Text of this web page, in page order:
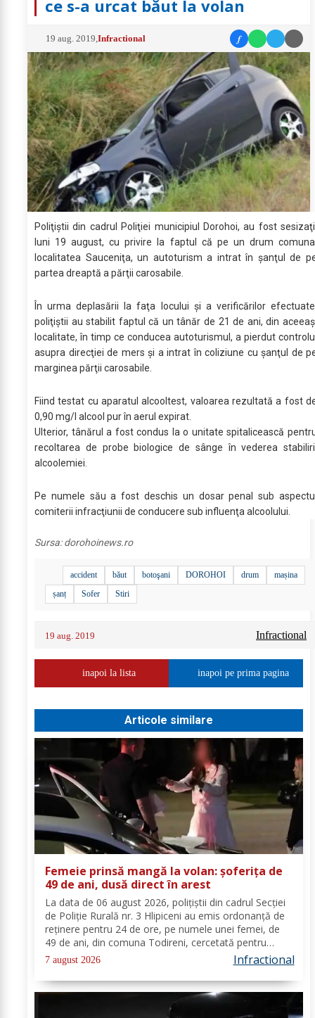
ce s-a urcat băut la volan
19 aug. 2019 ,Infractional f
Poliţiştii din cadrul Poliţiei municipiul Dorohoi, au fost
luni 19 august, cu privire la faptul că pe un drum
localitatea Sauceniţa, un autoturism a intrat în şanţul de
partea dreaptă a părţii carosabile.
În urma deplasării la faţa locului şi a verificărilor
poliţiştii au stabilit faptul că un tânăr de 21 de ani, din
localitate, în timp ce conducea autoturismul, a pierdut
asupra direcţiei de mers şi a intrat în coliziune cu şanţul de
marginea părţii carosabile.
Fiind testat cu aparatul alcooltest, valoarea rezultată a fost
0,90 mg/l alcool pur în aerul expirat.
Ulterior, tânărul a fost condus la o unitate spitalicească
recoltarea de probe biologice de sânge în vederea
alcoolemiei.
Pe numele său a fost deschis un dosar penal sub
comiterii infracţiunii de conducere sub influenţa alcoolului.
Sursa:dorohoinews.ro
accident băut botoşani DOROHOI drum
mașina
șanț
Sofer Stiri
19 aug. 2019 Infractional
inapoi la lista inapoi pe prima pagina
Articole similare
Femeie prinsă mangă la volan: șoferița de
49 de ani, dusă direct în arest
La data de 06 august 2026, polițiștii din cadrul Secției
de Poliție Rurală nr. 3 Hlipiceni au emis ordonanță de
reținere pentru 24 de ore, pe numele unei femei, de
49 de ani, din comuna Todireni, cercetată pentru
comiterea infracțiunii de conducerea unui vehicul sub
influența alcoolului. În urma...
7 august 2026 Infractional